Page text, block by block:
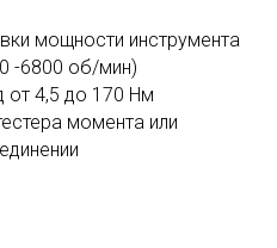
мощности инструмента
-6800 об/мин)
от 4,5 до 170 Нм
момента или